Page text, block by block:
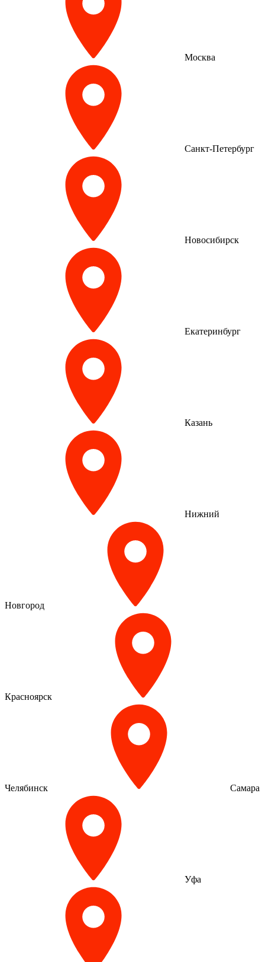
Москва
Санкт-Петербург
Новосибирск
Екатеринбург
Казань
Нижний
Новгород
Красноярск
Челябинск Самара
Уфа